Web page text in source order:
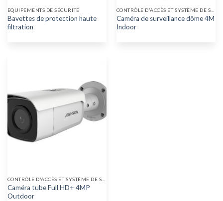
EQUIPEMENTS DE SÉCURITÉ
Bavettes de protection haute
filtration
Caméra de surveillance dôme 4M
Indoor
Caméra tube Full HD+ 4MP
Outdoor